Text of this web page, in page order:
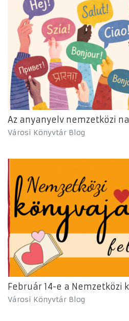
Az anyanyelv nemzetközi
Városi Könyvtár Blog
Február 14-e a Nemzetközi
Városi Könyvtár Blog